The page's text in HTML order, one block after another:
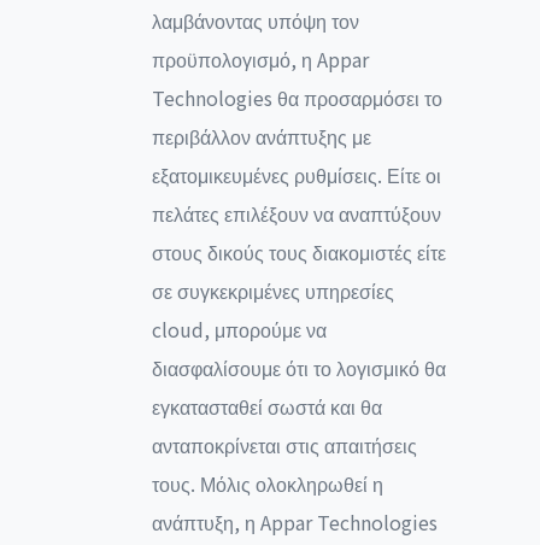
λαμβάνοντας υπόψη τον
προϋπολογισμό, η Appar
Technologies θα προσαρμόσει το
περιβάλλον ανάπτυξης με
εξατομικευμένες ρυθμίσεις. Είτε οι
πελάτες επιλέξουν να αναπτύξουν
στους δικούς τους διακομιστές είτε
σε συγκεκριμένες υπηρεσίες
cloud, μπορούμε να
διασφαλίσουμε ότι το λογισμικό θα
εγκατασταθεί σωστά και θα
ανταποκρίνεται στις απαιτήσεις
τους. Μόλις ολοκληρωθεί η
ανάπτυξη, η Appar Technologies